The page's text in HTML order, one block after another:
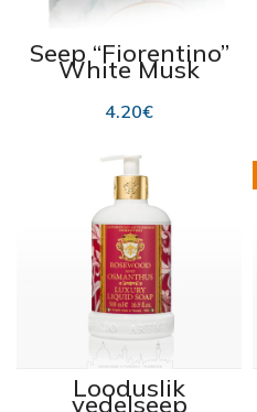
Seep “Fiorentino”
White Musk
200g
4.20€
Looduslik
vedelseep